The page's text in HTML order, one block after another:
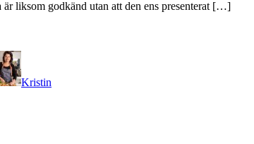
är liksom godkänd utan att den ens presenterat […]
Kristin